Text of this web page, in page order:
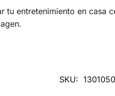
tu entretenimiento en casa
SKU: